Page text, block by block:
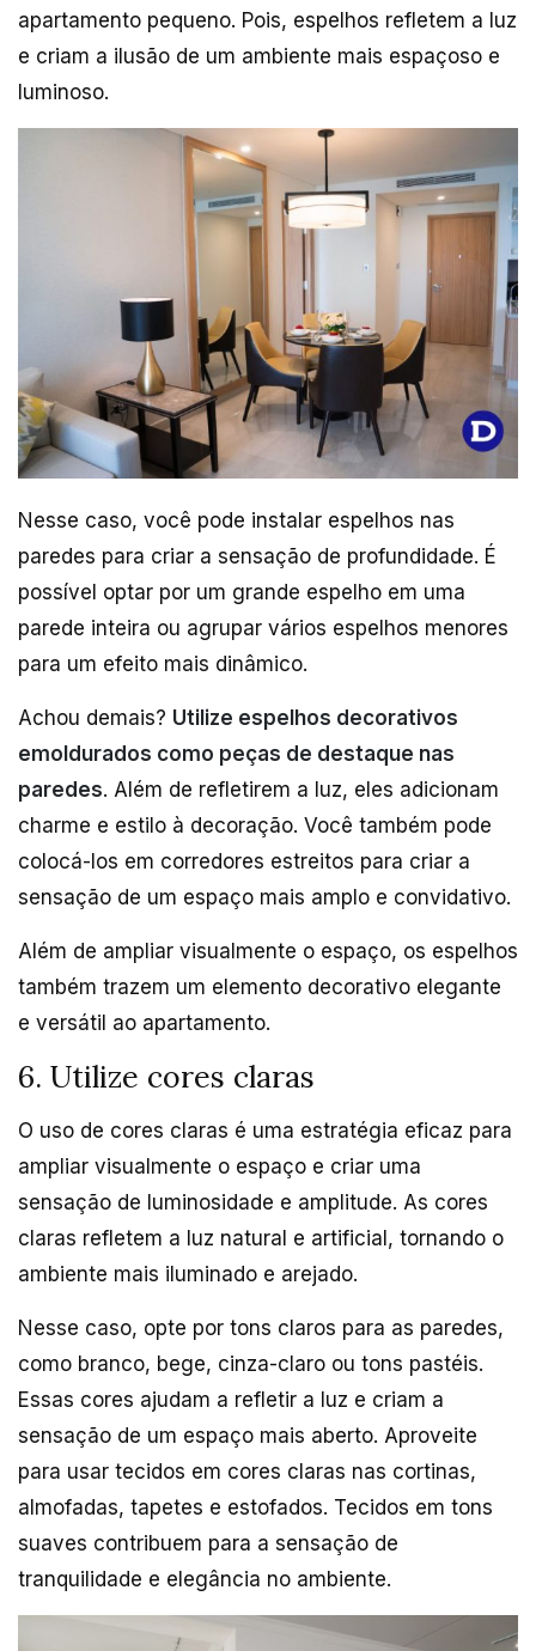
apartamento pequeno. Pois, espelhos refletem a luz
e criam a ilusão de um ambiente mais espaçoso e
luminoso.
Nesse caso, você pode instalar espelhos nas
paredes para criar a sensação de profundidade. É
possível optar por um grande espelho em uma
parede inteira ou agrupar vários espelhos menores
para um efeito mais dinâmico.
Achou demais? Utilize espelhos decorativos
emoldurados como peças de destaque nas
paredes. Além de refletirem a luz, eles adicionam
charme e estilo à decoração. Você também pode
colocá-los em corredores estreitos para criar a
sensação de um espaço mais amplo e convidativo.
Além de ampliar visualmente o espaço, os espelhos
também trazem um elemento decorativo elegante
e versátil ao apartamento.
6. Utilize cores claras
O uso de cores claras é uma estratégia eficaz para
ampliar visualmente o espaço e criar uma
sensação de luminosidade e amplitude. As cores
claras refletem a luz natural e artificial, tornando o
ambiente mais iluminado e arejado.
Nesse caso, opte por tons claros para as paredes,
como branco, bege, cinza-claro ou tons pastéis.
Essas cores ajudam a refletir a luz e criam a
sensação de um espaço mais aberto. Aproveite
para usar tecidos em cores claras nas cortinas,
almofadas, tapetes e estofados. Tecidos em tons
suaves contribuem para a sensação de
tranquilidade e elegância no ambiente.